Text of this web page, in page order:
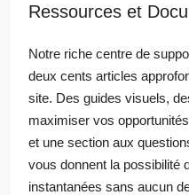
Ressources et
Notre riche centre de
deux cents articles
site. Des guides visuels,
maximiser vos
et une section aux
vous donnent la possibilité
instantanées sans aucun